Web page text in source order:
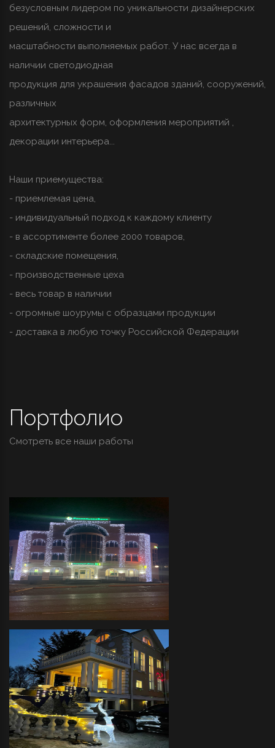
безусловным лидером по уникальности дизайнерских
решений, сложности и
масштабности выполняемых работ. У нас всегда в
наличии светодиодная
продукция для украшения фасадов зданий, сооружений,
различных
архитектурных форм, оформления мероприятий ,
декорации интерьера...
Наши приемущества:
- приемлемая цена,
- индивидуальный подход к каждому клиенту
- в ассортименте более 2000 товаров,
- складские помещения,
- производственные цеха
- весь товар в наличии
- огромные шоурумы с образцами продукции
- доставка в любую точку Российской Федерации
Портфолио
Смотреть все наши работы